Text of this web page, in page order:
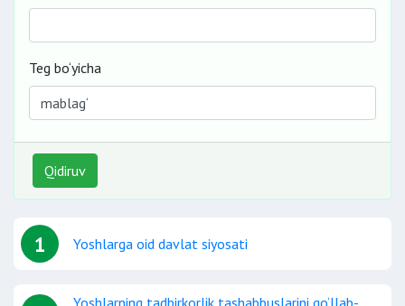
Teg bo‘yicha
Qidiruv
1 Yoshlarga oid davlat siyosati
Yoshlarning tadbirkorlik tashabbuslarini qo‘llab-